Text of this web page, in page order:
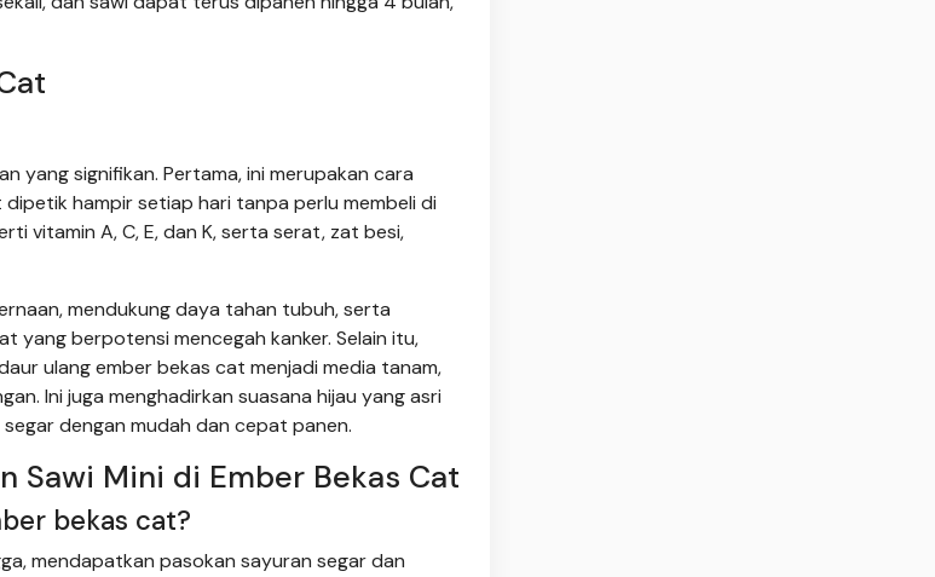
yang signifikan. Pertama, ini merupakan cara
hampir setiap hari tanpa perlu membeli di
vitamin A, C, E, dan K, serta serat, zat besi,
mendukung daya tahan tubuh, serta
yang berpotensi mencegah kanker. Selain itu,
ulang ember bekas cat menjadi media tanam,
Ini juga menghadirkan suasana hijau yang asri
dengan mudah dan cepat panen.
Sawi Mini di Ember Bekas Cat
bekas cat?
mendapatkan pasokan sayuran segar dan